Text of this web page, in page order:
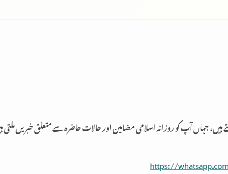
جہاں آپ کو روزانہ اسلامی مضامین اور حالات حاضرہ سے متعلق خبریں
https://